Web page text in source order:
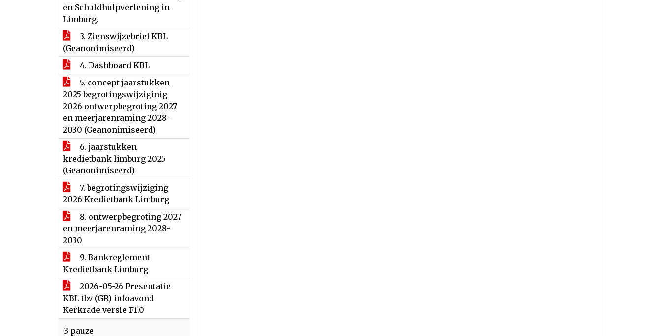
en Schuldhulpverlening in
Limburg.
3. Zienswijzebrief KBL
(Geanonimiseerd)
4. Dashboard KBL
5. concept jaarstukken
2025 begrotingswijziginig
2026 ontwerpbegroting 2027
en meerjarenraming 2028-
2030 (Geanonimiseerd)
6. jaarstukken
kredietbank limburg 2025
(Geanonimiseerd)
7. begrotingswijziging
2026 Kredietbank Limburg
8. ontwerpbegroting 2027
en meerjarenraming 2028-
2030
9. Bankreglement
Kredietbank Limburg
2026-05-26 Presentatie
KBL tbv (GR) infoavond
Kerkrade versie F1.0
3 pauze